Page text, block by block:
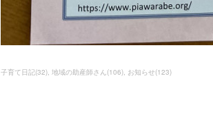
子育て日記(32) 地域の助産師さん(106) お知らせ(123)